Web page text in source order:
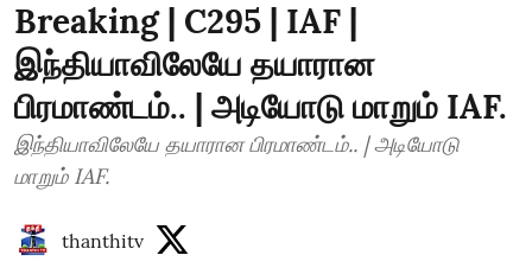
Breaking | C295 | IAF |
இந்தியாவிலேயே தயாரான
பிரமாண்டம்.. | அடியோடு மாறும் IAF.
இந்தியாவிலேயே தயாரான பிரமாண்டம்.. | அடியோடு
மாறும் IAF.
thanthitv